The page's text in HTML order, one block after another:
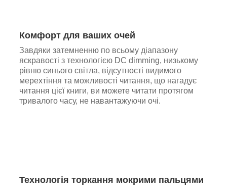
Комфорт для ваших очей
Завдяки затемненню по всьому діапазону
яскравості з технологією DC dimming, низькому
рівню синього світла, відсутності видимого
мерехтіння та можливості читання, що нагадує
читання цієї книги, ви можете читати протягом
тривалого часу, не навантажуючи очі.
Технологія торкання мокрими пальцями